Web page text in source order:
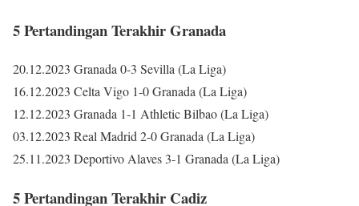
5 Pertandingan Terakhir Granada
20.12.2023 Granada 0-3 Sevilla (La Liga)
16.12.2023 Celta Vigo 1-0 Granada (La Liga)
12.12.2023 Granada 1-1 Athletic Bilbao (La Liga)
03.12.2023 Real Madrid 2-0 Granada (La Liga)
25.11.2023 Deportivo Alaves 3-1 Granada (La Liga)
5 Pertandingan Terakhir Cadiz